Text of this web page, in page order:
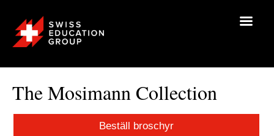
The Mosimann Collection
Beställ broschyr